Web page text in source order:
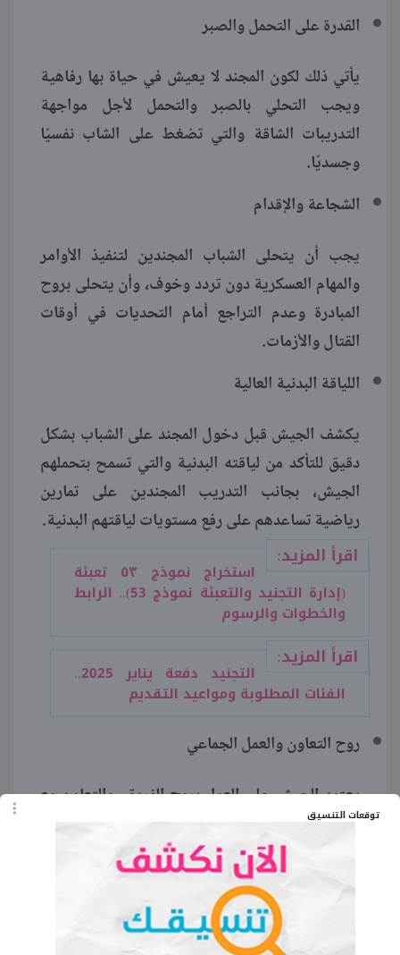
توقعات التنسيق
القدرة على التحمل والصبر
يأتي ذلك لكون المجند لا يعيش في حياة بها رفاهية
ويجب التحلي بالصبر والتحمل لأجل مواجهة
التدريبات الشاقة والتي تضغط على الشاب نفسيًا
وجسديًا.
الشجاعة والإقدام
يجب أن يتحلى الشباب المجندين لتنفيذ الأوامر
والمهام العسكرية دون تردد وخوف، وأن يتحلى بروح
المبادرة وعدم التراجع أمام التحديات في أوقات
القتال والأزمات.
اللياقة البدنية العالية
يكشف الجيش قبل دخول المجند على الشباب بشكل
دقيق للتأكد من لياقته البدنية والتي تسمح بتحملهم
الجيش، بجانب التدريب المجندين على تمارين
رياضية تساعدهم على رفع مستويات لياقتهم البدنية.
اقرأ المزيد:
استخراج نموذج ٥٣ تعبئة؜
(إدارة التجنيد والتعبئة نموذج 53).. الرابط
والخطوات والرسوم
اقرأ المزيد:
التجنيد دفعة يناير 2025..
الفئات المطلوبة ومواعيد التقديم
روح التعاون والعمل الجماعي
يعتمد الجيش على العمل بروح الفريق، والتعاون مع
المجندين الآخرين لتحقيق الأهداف المشتركة، وكسب
قدرة دعم زملائه والاعتماد عليهم في المواقف
الصعبة.
الولاء والانتماء للوطن